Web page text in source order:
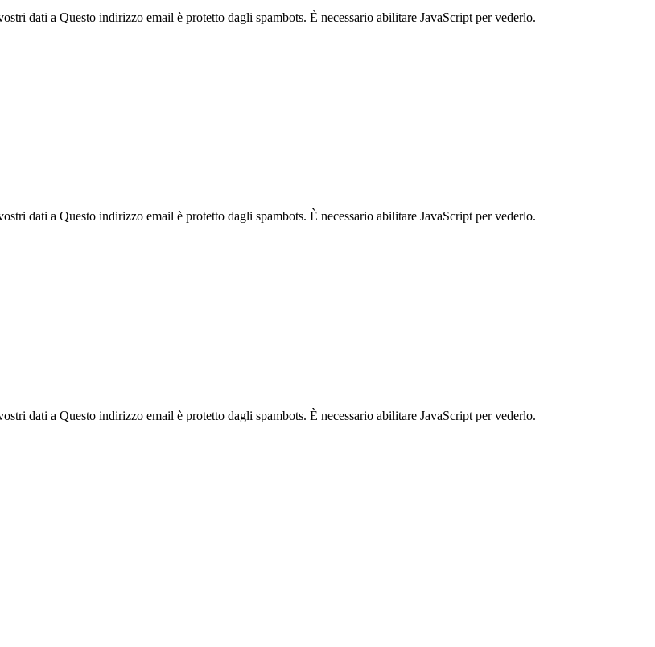
dati a Questo indirizzo email è protetto dagli spambots. È necessario abilitare JavaScript per vederlo.
dati a Questo indirizzo email è protetto dagli spambots. È necessario abilitare JavaScript per vederlo.
dati a Questo indirizzo email è protetto dagli spambots. È necessario abilitare JavaScript per vederlo.